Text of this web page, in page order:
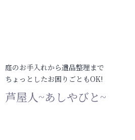
庭のお手入れから遺品整理まで
ちょっとしたお困りごともOK!
芦屋人~あしやびと~